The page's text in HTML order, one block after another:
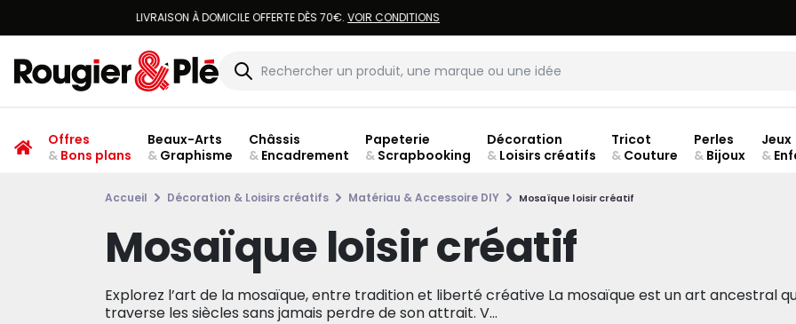
Offres
&Bons plans
Beaux-Arts
&Graphisme
Châssis
&Encadrement
Papeterie
&Scrapbooking
Décoration
&Loisirs créatifs
Tricot
& Couture
Perles
& Bijoux
Jeux
&
Accueil Décoration & Loisirs créatifs Matériau & Accessoire DIY Mosaïque loisir créatif
Mosaïque loisir créatif
Explorez l’art de la mosaïque, entre tradition et liberté créative La mosaïque est un art ancestral
traverse les siècles sans jamais perdre de son attrait. V...